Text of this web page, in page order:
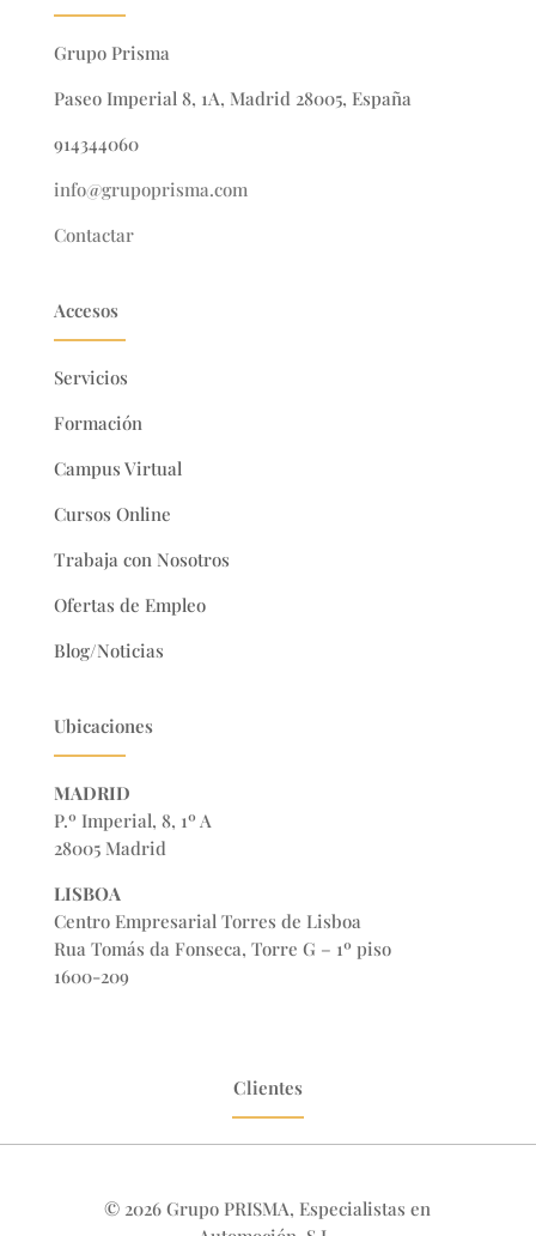
Grupo Prisma
Paseo Imperial 8, 1A, Madrid 28005, España
914344060
info@grupoprisma.com
Contactar
Accesos
Servicios
Formación
Campus Virtual
Cursos Online
Trabaja con Nosotros
Ofertas de Empleo
Blog/Noticias
Ubicaciones
MADRID
P.º Imperial, 8, 1º A
28005 Madrid
LISBOA
Centro Empresarial Torres de Lisboa
Rua Tomás da Fonseca, Torre G – 1º piso
1600-209
Clientes
© 2026 Grupo PRISMA, Especialistas en